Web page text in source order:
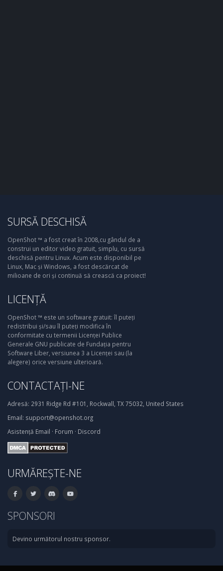
SURSĂ DESCHISĂ
OpenShot ™ a fost creat în 2008,cu gândul de a
construi un editor video gratuit, simplu, cu sursă
deschisă pentru Linux. Acum este disponibil pe
Linux, Mac și Windows, a fost descărcat de
milioane de ori și continuă să crească ca proiect!
LICENȚĂ
OpenShot ™ este un software gratuit: îl puteți
redistribui și/sau îl puteți modifica în
conformitate cu termenii Licenței Publice
Generale GNU publicate de Fundația pentru
Software Liber, versiunea 3 a Licenței sau (la
alegere) orice versiune ulterioară.
CONTACTAȚI-NE
Adresă: 2931 Ridge Rd #101, Rockwall, TX 75032, United States
Email: support@openshot.org
Asistență Email · Forum · Discord
URMĂREȘTE-NE
SPONSORI
Devino următorul nostru sponsor.